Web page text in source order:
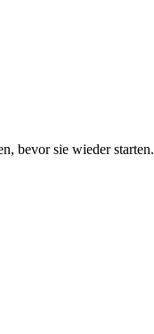
bevor sie wieder starten.